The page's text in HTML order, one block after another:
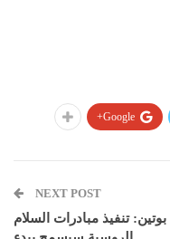
Google+
NEXT POST
بوتين: تنفيذ مبادرات السلام